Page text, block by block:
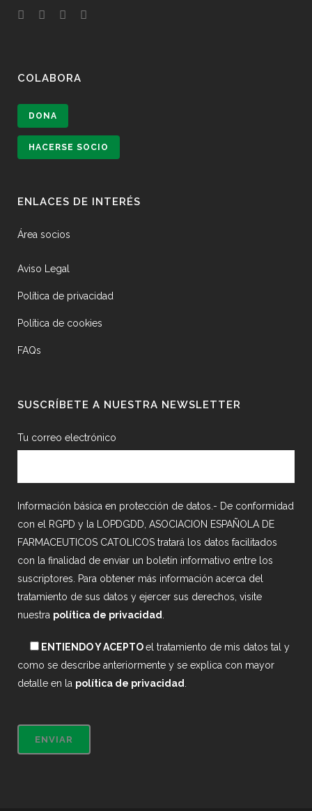
COLABORA
DONA
HACERSE SOCIO
ENLACES DE INTERÉS
Área socios
Aviso Legal
Política de privacidad
Política de cookies
FAQs
SUSCRÍBETE A NUESTRA NEWSLETTER
Tu correo electrónico
Información básica en protección de datos.- De conformidad
con el RGPD y la LOPDGDD, ASOCIACION ESPAÑOLA DE
FARMACEUTICOS CATOLICOS tratará los datos facilitados
con la finalidad de enviar un boletín informativo entre los
suscriptores. Para obtener más información acerca del
tratamiento de sus datos y ejercer sus derechos, visite
nuestra política de privacidad
ENTIENDO Y ACEPTOel tratamiento de mis datos tal y
como se describe anteriormente y se explica con mayor
detalle en la política de privacidad